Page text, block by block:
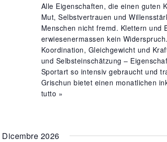
Alle Eigenschaften, die einen guten
Mut, Selbstvertrauen und
Menschen nicht fremd. Klettern und
erwiesenermassen kein
Koordination, Gleichgewicht und
und Selbsteinschätzung –
Sportart so intensiv gebraucht und
Grischun bietet einen monatlichen
tutto »
Dicembre 2026